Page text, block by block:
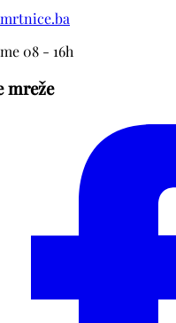
08 - 16h
mreže